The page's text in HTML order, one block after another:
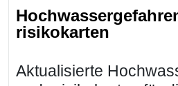
risikokarten
Aktualisierte